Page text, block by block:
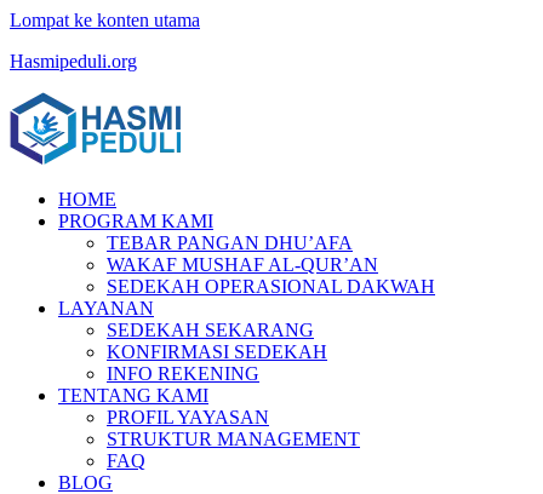
Lompat ke konten utama
Hasmipeduli.org
HOME
PROGRAM KAMI
TEBAR PANGAN DHU’AFA
WAKAF MUSHAF AL-QUR’AN
SEDEKAH OPERASIONAL DAKWAH
LAYANAN
SEDEKAH SEKARANG
KONFIRMASI SEDEKAH
INFO REKENING
TENTANG KAMI
PROFIL YAYASAN
STRUKTUR MANAGEMENT
FAQ
BLOG